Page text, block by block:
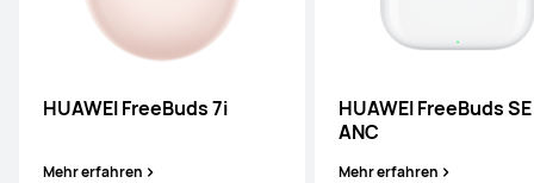
HUAWEI FreeBuds 7i
Mehr erfahren
HUAWEI FreeBuds
ANC
Mehr erfahren